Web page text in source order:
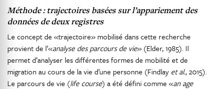
Méthode : trajectoires basées sur l’appariement des
données de deux registres
Le concept de «trajectoire» mobilisé dans cette recherche
provient de l’«analyse des parcours de vie» (Elder, 1985). Il
permet d’analyser les différentes formes de mobilité et de
migration au cours de la vie d’une personne (Findlay et al., 2015).
Le parcours de vie (life course) a été défini comme «an age